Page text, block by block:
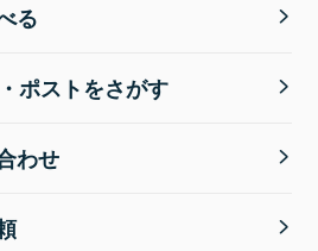
る
ポストをさがす
わせ